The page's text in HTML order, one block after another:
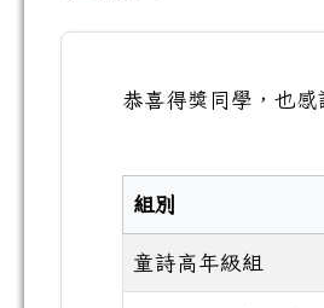
恭喜得獎同學，也感
組別
童詩高年級組